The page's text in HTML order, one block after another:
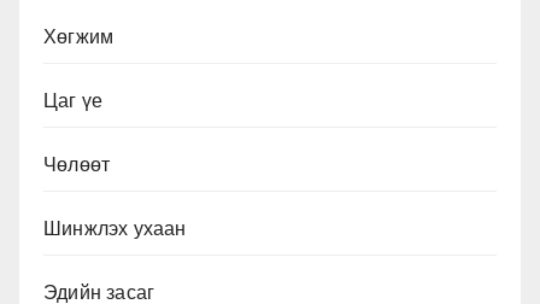
Хөгжим
Цаг үе
Чөлөөт
Шинжлэх ухаан
Эдийн засаг